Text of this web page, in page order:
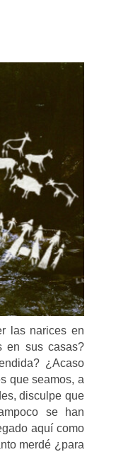
las narices en
en sus casas?
¿Acaso
que seamos, a
disculpe que
se han
aquí como
merdé ¿para